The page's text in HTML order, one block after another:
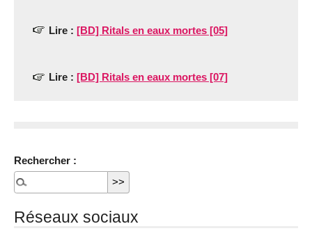
Lire : [BD] Ritals en eaux mortes [05]
Lire : [BD] Ritals en eaux mortes [07]
Rechercher :
Réseaux sociaux